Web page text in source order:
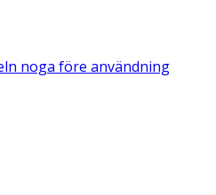
noga före användning